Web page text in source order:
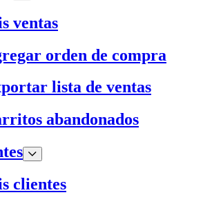
ventas
orden de compra
lista de ventas
abandonados
clientes